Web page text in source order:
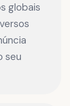
globais
seu